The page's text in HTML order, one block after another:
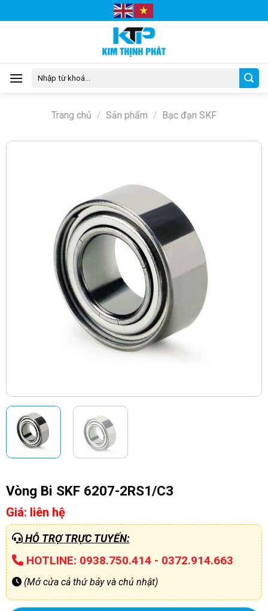
to
Tìm
kiếm:
Trang chủ / Sản phẩm / Bạc đạn SKF
Vòng Bi SKF 6207-2RS1/C3
Giá: liên hệ
HỖ TRỢ TRỰC TUYẾN:
HOTLINE: 0938.750.414 - 0372.914.663
(Mở cửa cả thứ bảy và chủ nhật)